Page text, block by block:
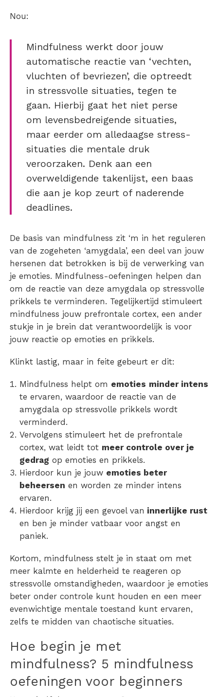
Nou:
Mindfulness werkt door jouw
automatische reactie van ‘vechten,
vluchten of bevriezen’, die optreedt
in stressvolle situaties, tegen te
gaan. Hierbij gaat het niet perse
om levensbedreigende situaties,
maar eerder om alledaagse stress-
situaties die mentale druk
veroorzaken. Denk aan een
overweldigende takenlijst, een baas
die aan je kop zeurt of naderende
deadlines.
De basis van mindfulness zit ‘m in het reguleren
van de zogeheten ‘amygdala’, een deel van jouw
hersenen dat betrokken is bij de verwerking van
je emoties. Mindfulness-oefeningen helpen dan
om de reactie van deze amygdala op stressvolle
prikkels te verminderen. Tegelijkertijd stimuleert
mindfulness jouw prefrontale cortex, een ander
stukje in je brein dat verantwoordelijk is voor
jouw reactie op emoties en prikkels.
Klinkt lastig, maar in feite gebeurt er dit:
Mindfulness helpt om emoties minder intens
te ervaren, waardoor de reactie van de
amygdala op stressvolle prikkels wordt
verminderd.
Vervolgens stimuleert het de prefrontale
cortex, wat leidt tot meer controle over je
gedrag op emoties en prikkels.
Hierdoor kun je jouw emoties beter
beheersen en worden ze minder intens
ervaren.
Hierdoor krijg jij een gevoel van innerlijke rust
en ben je minder vatbaar voor angst en
paniek.
Kortom, mindfulness stelt je in staat om met
meer kalmte en helderheid te reageren op
stressvolle omstandigheden, waardoor je emoties
beter onder controle kunt houden en een meer
evenwichtige mentale toestand kunt ervaren,
zelfs te midden van chaotische situaties.
Hoe begin je met
mindfulness? 5 mindfulness
oefeningen voor beginners